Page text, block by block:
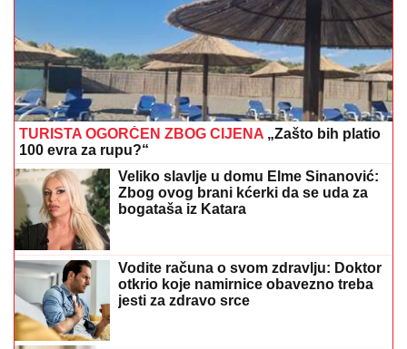
TURISTA OGORČEN ZBOG CIJENA „Zašto bih platio
100 evra za rupu?“
Veliko slavlje u domu Elme Sinanović:
Zbog ovog brani kćerki da se uda za
bogataša iz Katara
Vodite računa o svom zdravlju: Doktor
otkrio koje namirnice obavezno treba
jesti za zdravo srce